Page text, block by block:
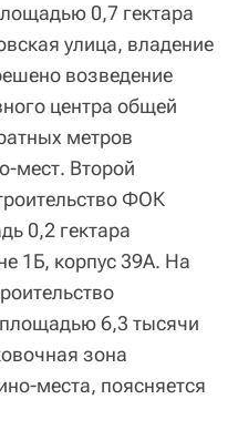
0,7 гектара
улица, владение
возведение
центра общей
метров
мест. Второй
ФОК
0,2 гектара
1Б, корпус 39А. На
6,3 тысячи
зона
места, поясняется